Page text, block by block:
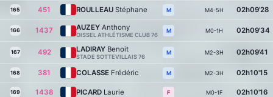
165 451 ROULLEAU Stéphane M M4-5H 02h09'28
166 1437 AUZEY Anthony
OISSEL ATHLÉTISME CLUB 76
M M0-1H 02h09'34
167 492 LADIRAY Benoit
STADE SOTTEVILLAIS 76
M M2-3H 02h09'41
168 381 COLASSE Frédéric M M2-3H 02h10'15
169 1438 PICARD Laurie F M0-1F 02h10'16